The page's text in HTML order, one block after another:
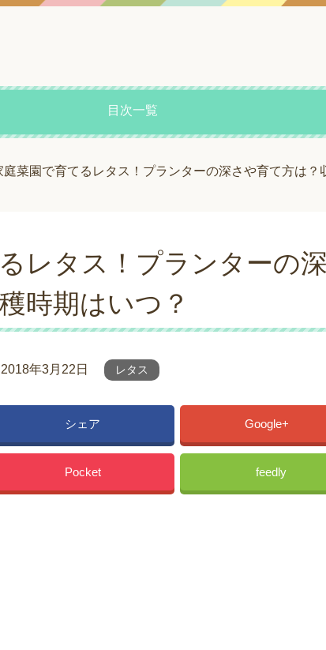
目次一覧
庭菜園で育てるレタス！プランターの深さや育て方は？
レタス！プランターの
時期はいつ？
2018年3月22日 レタス
シェア Google+
Pocket feedly